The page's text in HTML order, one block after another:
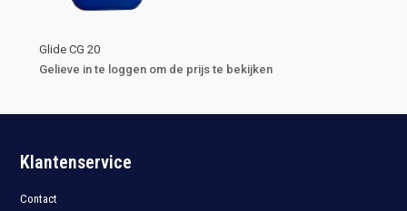
Glide CG 20
Gelieve in te loggen om de prijs te bekijken
Klantenservice
Contact